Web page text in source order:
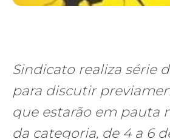
Sindicato realiza série
para discutir
que estarão em pauta
da categoria, de 4 a 6